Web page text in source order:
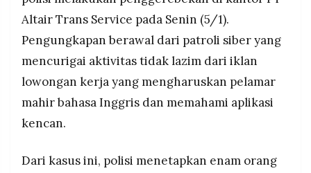
Altair Trans Service pada Senin (5/1).
Pengungkapan berawal dari patroli siber yang
mencurigai aktivitas tidak lazim dari iklan
lowongan kerja yang mengharuskan pelamar
mahir bahasa Inggris dan memahami aplikasi
kencan.
Dari kasus ini, polisi menetapkan enam orang